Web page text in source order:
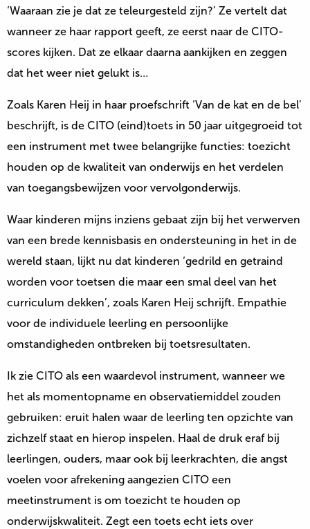
‘Waaraan zie je dat ze teleurgesteld zijn?’ Ze vertelt dat
wanneer ze haar rapport geeft, ze eerst naar de CITO-
scores kijken. Dat ze elkaar daarna aankijken en zeggen
dat het weer niet gelukt is…
Zoals Karen Heij in haar proefschrift ‘Van de kat en de bel’
beschrijft, is de CITO (eind)toets in 50 jaar uitgegroeid tot
een instrument met twee belangrijke functies: toezicht
houden op de kwaliteit van onderwijs en het verdelen
van toegangsbewijzen voor vervolgonderwijs.
Waar kinderen mijns inziens gebaat zijn bij het verwerven
van een brede kennisbasis en ondersteuning in het in de
wereld staan, lijkt nu dat kinderen ‘gedrild en getraind
worden voor toetsen die maar een smal deel van het
curriculum dekken’, zoals Karen Heij schrijft. Empathie
voor de individuele leerling en persoonlijke
omstandigheden ontbreken bij toetsresultaten.
Ik zie CITO als een waardevol instrument, wanneer we
het als momentopname en observatiemiddel zouden
gebruiken: eruit halen waar de leerling ten opzichte van
zichzelf staat en hierop inspelen. Haal de druk eraf bij
leerlingen, ouders, maar ook bij leerkrachten, die angst
voelen voor afrekening aangezien CITO een
meetinstrument is om toezicht te houden op
onderwijskwaliteit. Zegt een toets echt iets over